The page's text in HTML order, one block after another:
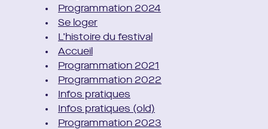
Programmation 2024
Se loger
L’histoire du festival
Accueil
Programmation 2021
Programmation 2022
Infos pratiques
Infos pratiques (old)
Programmation 2023